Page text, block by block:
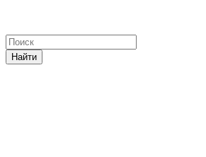
Найти